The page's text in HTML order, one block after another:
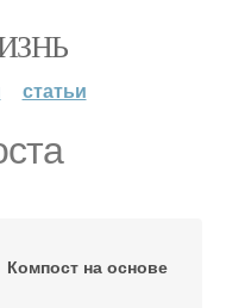
статьи
Компост на основе